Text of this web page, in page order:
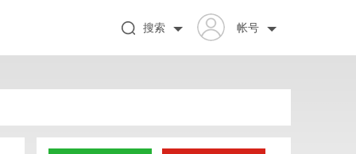
帐号
搜索